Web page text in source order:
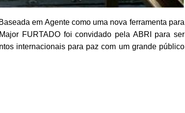
em Agente como uma nova ferramenta para
FURTADO foi convidado pela ABRI para ser
internacionais para paz com um grande público